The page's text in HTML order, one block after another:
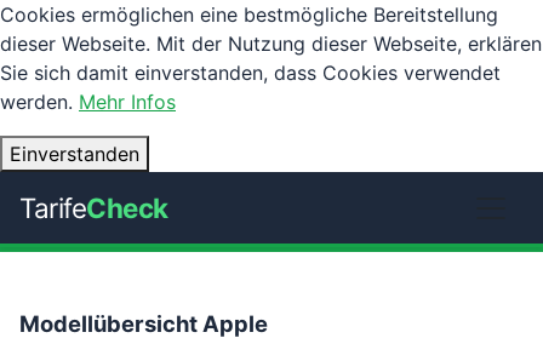
Cookies ermöglichen eine bestmögliche Bereitstellung
dieser Webseite. Mit der Nutzung dieser Webseite, erklären
Sie sich damit einverstanden, dass Cookies verwendet
werden. Mehr Infos
Einverstanden
TarifeCheck
Modellübersicht Apple